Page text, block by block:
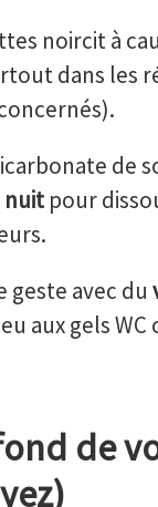
noircit à
dans les
de
nuitpour
avec du
aux gels
de